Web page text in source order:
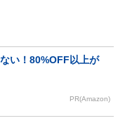
い！80%OFF以上が
PR(Amazon)